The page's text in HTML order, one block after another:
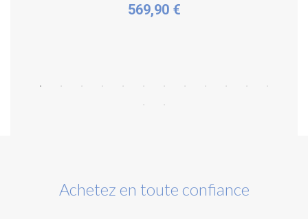
Personnaliser
569,90 €
Achetez en toute confiance